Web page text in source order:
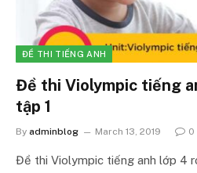
ĐỀ THI TIẾNG ANH
Đề thi Violympic tiếng
tập 1
By adminblog March 13, 2019 0
Đề thi Violympic tiếng anh lớp 4